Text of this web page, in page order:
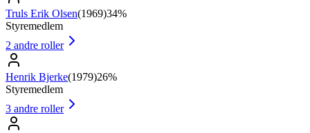
Truls Erik Olsen(1969)34%
Styremedlem
2 andre roller
Henrik Bjerke(1979)26%
Styremedlem
3 andre roller